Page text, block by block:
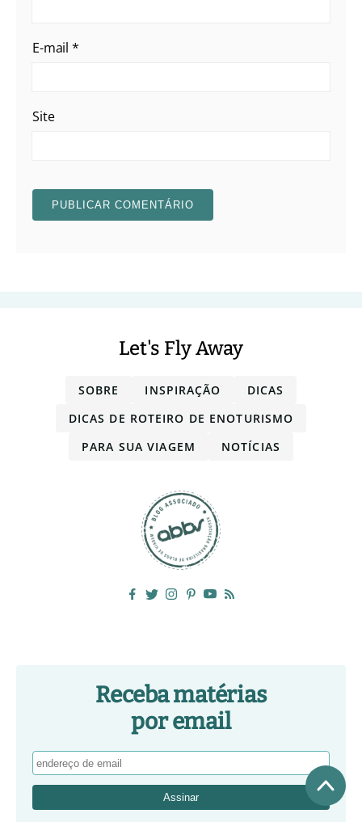
E-mail *
Site
Let's Fly Away
SOBRE INSPIRAÇÃO
DICAS
DICAS DE ROTEIRO DE ENOTURISMO
PARA SUA VIAGEM
NOTÍCIAS
Receba matérias
por email